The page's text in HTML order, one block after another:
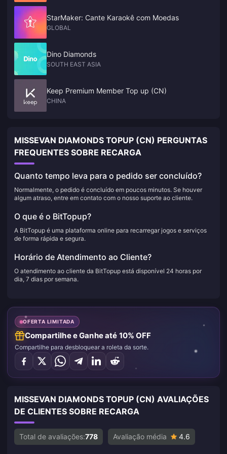
StarMaker: Cante Karaokê com Moedas
GLOBAL
Dino Diamonds
SOUTH EAST ASIA
Keep Premium Member Top up (CN)
CHINA
MISSEVAN DIAMONDS TOPUP (CN) PERGUNTAS
FREQUENTES SOBRE RECARGA
Quanto tempo leva para o pedido ser concluído?
Normalmente, o pedido é concluído em poucos minutos. Se houver
algum atraso, entre em contato com o nosso suporte ao cliente.
O que é o BitTopup?
A BitTopup é uma plataforma online para recarregar jogos e serviços
de forma rápida e segura.
Horário de Atendimento ao Cliente?
O atendimento ao cliente da BitTopup está disponível 24 horas por
dia, 7 dias por semana.
OFERTA LIMITADA
Compartilhe e Ganhe até 10% OFF
Compartilhe para desbloquear a roleta da sorte.
MISSEVAN DIAMONDS TOPUP (CN) AVALIAÇÕES
DE CLIENTES SOBRE RECARGA
Total de avaliações:778 Avaliação média 4.6